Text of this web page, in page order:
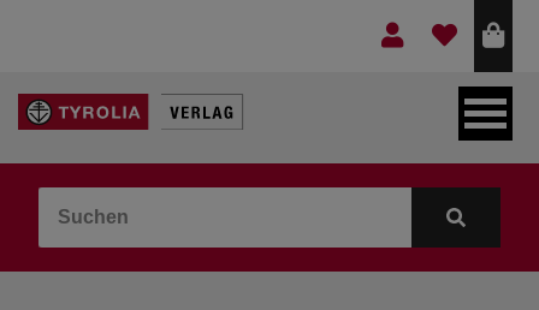
LEBEN & GLAUBE